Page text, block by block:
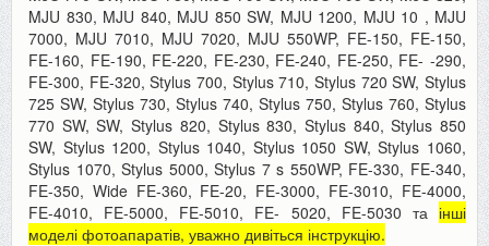
MJU 830, MJU 840, MJU 850 SW, MJU 1200, MJU 10 , MJU
7000, MJU 7010, MJU 7020, MJU 550WP, FE-150, FE-150,
FE-160, FE-190, FE-220, FE-230, FE-240, FE-250, FE- -290,
FE-300, FE-320, Stylus 700, Stylus 710, Stylus 720 SW, Stylus
725 SW, Stylus 730, Stylus 740, Stylus 750, Stylus 760, Stylus
770 SW, SW, Stylus 820, Stylus 830, Stylus 840, Stylus 850
SW, Stylus 1200, Stylus 1040, Stylus 1050 SW, Stylus 1060,
Stylus 1070, Stylus 5000, Stylus 7 s 550WP, FE-330, FE-340,
FE-350, Wide FE-360, FE-20, FE-3000, FE-3010, FE-4000,
FE-4010, FE-5000, FE-5010, FE- 5020, FE-5030 та інші
моделі фотоапаратів, уважно дивіться інструкцію.